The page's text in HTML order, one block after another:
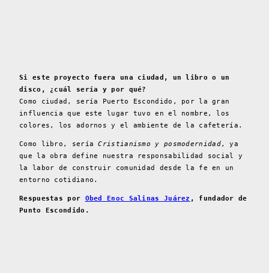
Si este proyecto fuera una ciudad, un libro o un
disco, ¿cuál sería y por qué?
Como ciudad, sería Puerto Escondido, por la gran
influencia que este lugar tuvo en el nombre, los
colores, los adornos y el ambiente de la cafetería.
Como libro, seríaCristianismo y posmodernidad, ya
que la obra define nuestra responsabilidad social y
la labor de construir comunidad desde la fe en un
entorno cotidiano.
Respuestas por Obed Enoc Salinas Juárez , fundador de
Punto Escondido.